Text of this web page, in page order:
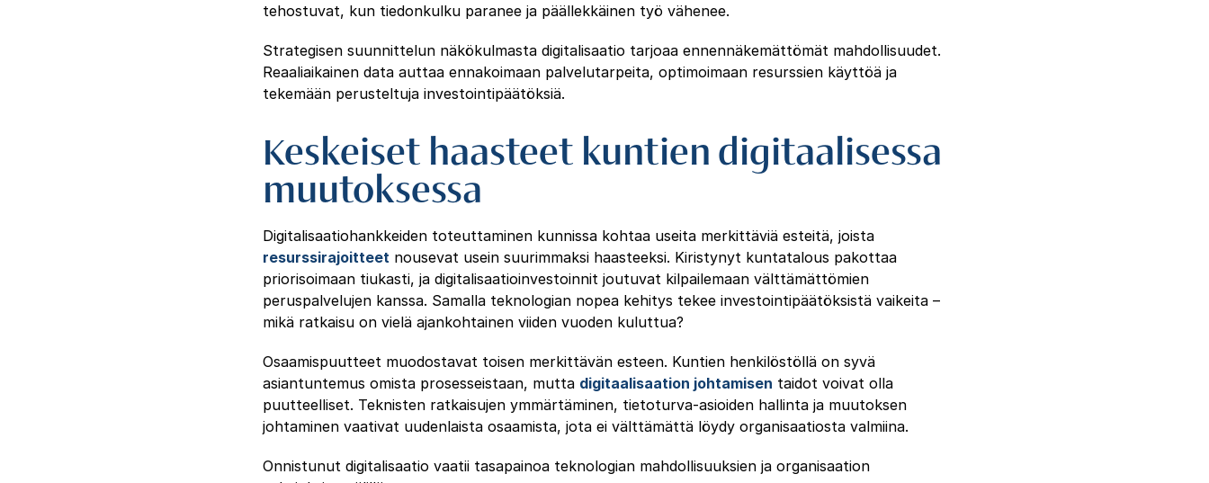
tehostuvat, kun tiedonkulku paranee ja päällekkäinen työ vähenee.
Strategisen suunnittelun näkökulmasta digitalisaatio tarjoaa ennennäkemättömät mahdollisuudet.
Reaaliaikainen data auttaa ennakoimaan palvelutarpeita, optimoimaan resurssien käyttöä ja
tekemään perusteltuja investointipäätöksiä.
Keskeiset haasteet kuntien digitaalisessa
muutoksessa
Digitalisaatiohankkeiden toteuttaminen kunnissa kohtaa useita merkittäviä esteitä, joista
resurssirajoitteet nousevat usein suurimmaksi haasteeksi. Kiristynyt kuntatalous pakottaa
priorisoimaan tiukasti, ja digitalisaatioinvestoinnit joutuvat kilpailemaan välttämättömien
peruspalvelujen kanssa. Samalla teknologian nopea kehitys tekee investointipäätöksistä vaikeita –
mikä ratkaisu on vielä ajankohtainen viiden vuoden kuluttua?
Osaamispuutteet muodostavat toisen merkittävän esteen. Kuntien henkilöstöllä on syvä
asiantuntemus omista prosesseistaan, mutta digitaalisaation johtamisen taidot voivat olla
puutteelliset. Teknisten ratkaisujen ymmärtäminen, tietoturva-asioiden hallinta ja muutoksen
johtaminen vaativat uudenlaista osaamista, jota ei välttämättä löydy organisaatiosta valmiina.
Onnistunut digitalisaatio vaatii tasapainoa teknologian mahdollisuuksien ja organisaation